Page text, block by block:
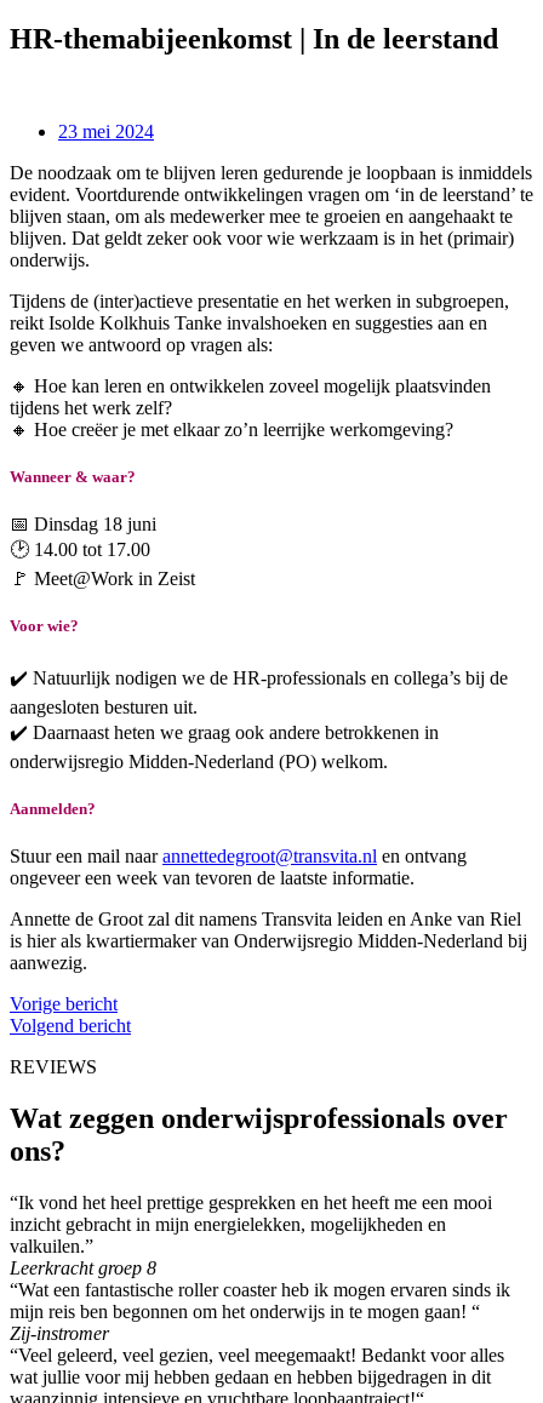
HR-themabijeenkomst | In de leerstand
23 mei 2024
De noodzaak om te blijven leren gedurende je loopbaan is inmiddels
evident. Voortdurende ontwikkelingen vragen om ‘in de leerstand’ te
blijven staan, om als medewerker mee te groeien en aangehaakt te
blijven. Dat geldt zeker ook voor wie werkzaam is in het (primair)
onderwijs.
Tijdens de (inter)actieve presentatie en het werken in subgroepen,
reikt Isolde Kolkhuis Tanke invalshoeken en suggesties aan en
geven we antwoord op vragen als:
🔸 Hoe kan leren en ontwikkelen zoveel mogelijk plaatsvinden
tijdens het werk zelf?
🔸 Hoe creëer je met elkaar zo’n leerrijke werkomgeving?
Wanneer & waar?
📅 Dinsdag 18 juni
🕑 14.00 tot 17.00
🚩 Meet@Work in Zeist
Voor wie?
✔️ Natuurlijk nodigen we de HR-professionals en collega’s bij de
aangesloten besturen uit.
✔️ Daarnaast heten we graag ook andere betrokkenen in
onderwijsregio Midden-Nederland (PO) welkom.
Aanmelden?
Stuur een mail naarannettedegroot@transvita.nl en ontvang
ongeveer een week van tevoren de laatste informatie.
Annette de Groot zal dit namens Transvita leiden en Anke van Riel
is hier als kwartiermaker van Onderwijsregio Midden-Nederland bij
aanwezig.
Vorige bericht
Volgend bericht
REVIEWS
Wat zeggen onderwijsprofessionals over
ons?
“Ik vond het heel prettige gesprekken en het heeft me een mooi
inzicht gebracht in mijn energielekken, mogelijkheden en
valkuilen.”
Leerkracht groep 8
“Wat een fantastische roller coaster heb ik mogen ervaren sinds ik
mijn reis ben begonnen om het onderwijs in te mogen gaan! “
Zij-instromer
“Veel geleerd, veel gezien, veel meegemaakt! Bedankt voor alles
wat jullie voor mij hebben gedaan en hebben bijgedragen in dit
waanzinnig intensieve en vruchtbare loopbaantraject!“